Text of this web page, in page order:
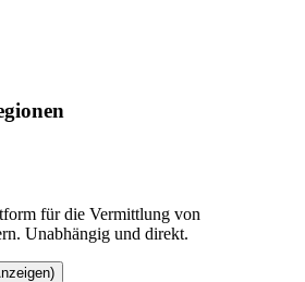
für die Vermittlung von
Unabhängig und direkt.